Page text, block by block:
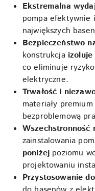
Ekstremalna
pompa efektywnie
największych
Bezpieczeństwo
konstrukcja izoluje
co eliminuje
elektryczne.
Trwałość i
materiały
bezproblemową
Wszechstronność
zainstalowania
poniżej poziomu
projektowaniu
Przystosowanie